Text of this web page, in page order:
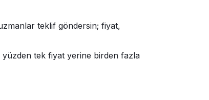
teklif göndersin; fiyat,
yüzden tek fiyat yerine birden fazla